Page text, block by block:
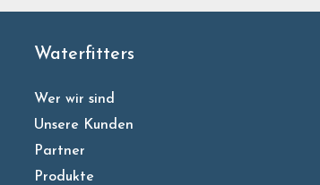
Waterfitters
Wer wir sind
Unsere Kunden
Partner
Produkte